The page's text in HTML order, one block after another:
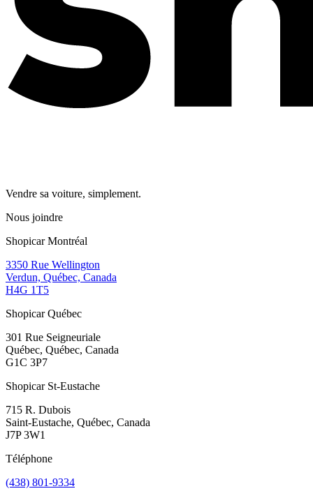
Vendre sa voiture, simplement.
Nous joindre
Shopicar Montréal
3350 Rue Wellington
Verdun, Québec, Canada
H4G 1T5
Shopicar Québec
301 Rue Seigneuriale
Québec, Québec, Canada
G1C 3P7
Shopicar St-Eustache
715 R. Dubois
Saint-Eustache, Québec, Canada
J7P 3W1
Téléphone
(438) 801-9334